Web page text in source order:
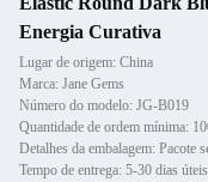
Energia Curativa
Lugar de origem: China
Marca: Jane Gems
Número do modelo: JG-B019
Quantidade de ordem mínima:
Detalhes da embalagem: Pacote
Tempo de entrega: 5-30 dias